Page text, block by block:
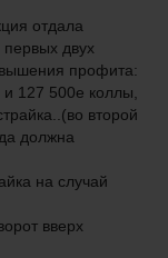
отдала
первых двух
профита:
127 500е коллы,
второй
должна
на случай
вверх